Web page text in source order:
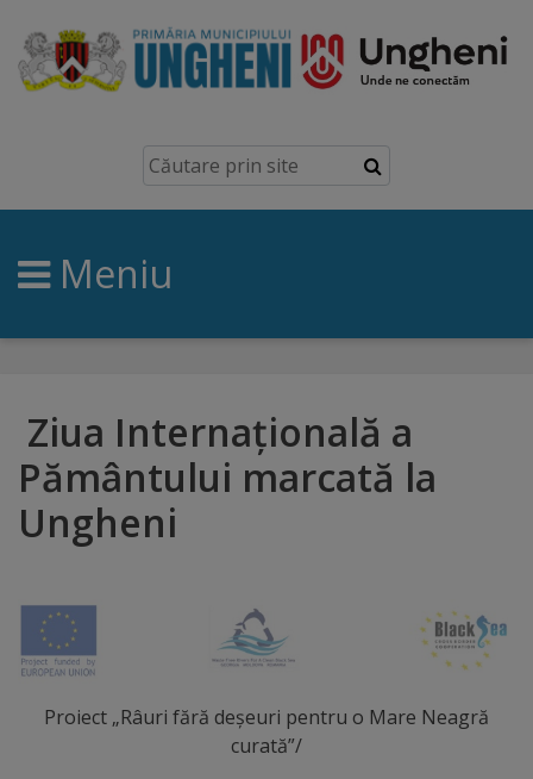
Ungheni
Prezentare
generală
Simbolurile
brand
Orașe
înfrățite
Cetățeni
de
onoare
Meniu
Ziua Internațională a
Pământului marcată la
Ungheni
Proiect „Râuri fără deșeuri pentru o Mare Neagră
curată”/